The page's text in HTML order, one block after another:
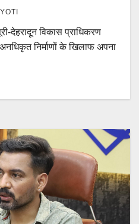
देहरादून विकास प्राधिकरण
निर्माणों के खिलाफ अपना